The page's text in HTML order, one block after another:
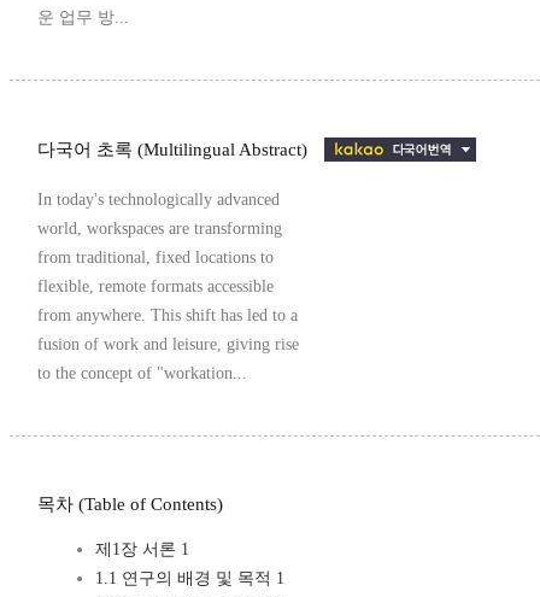
운 업무 방...
다국어 초록 (Multilingual Abstract)
In today's technologically advanced
world, workspaces are transforming
from traditional, fixed locations to
flexible, remote formats accessible
from anywhere. This shift has led to a
fusion of work and leisure, giving rise
to the concept of "workation...
목차 (Table of Contents)
제1장 서론 1
1.1 연구의 배경 및 목적 1